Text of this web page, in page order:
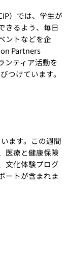
）では、学生が
きるよう、毎日
ントなどを企
Partners
ンティア活動を
つけています。
ます。この週間
医療と健康保険
文化体験プログ
ートが含まれま